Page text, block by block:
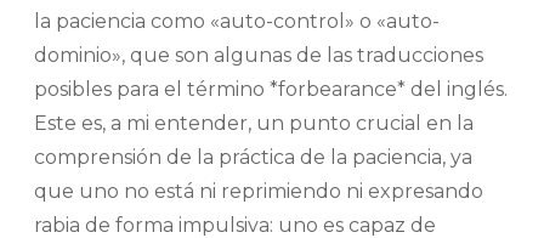
la paciencia como «auto-control» o «auto-
dominio», que son algunas de las traducciones
posibles para el término *forbearance* del inglés.
Este es, a mi entender, un punto crucial en la
comprensión de la práctica de la paciencia, ya
que uno no está ni reprimiendo ni expresando
rabia de forma impulsiva: uno es capaz de